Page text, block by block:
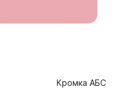
Кромка АБС